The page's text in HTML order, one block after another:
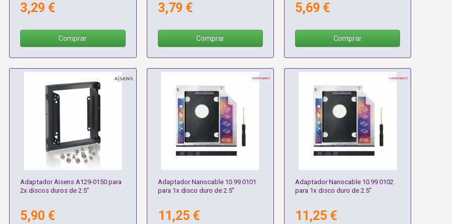
3,29 €
Comprar
3,79 €
Comprar
5,69 €
Comprar
Adaptador Aisens A129-0150 para
2x discos duros de 2.5"
5,90 €
Adaptador Nanocable 10.99.0101
para 1x disco duro de 2.5"
11,25 €
Adaptador Nanocable 10.99.0102
para 1x disco duro de 2.5"
11,25 €